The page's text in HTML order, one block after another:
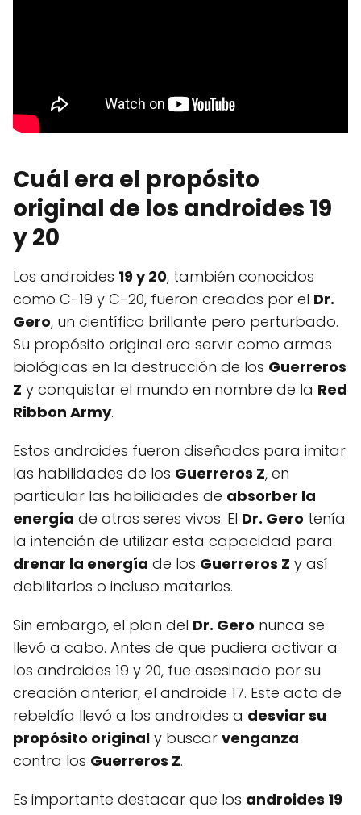
Cuál era el propósito
original de los androides 19
y 20
Los androides 19 y 20, también conocidos
como C-19 y C-20, fueron creados por el Dr.
Gero, un científico brillante pero perturbado.
Su propósito original era servir como armas
biológicas en la destrucción de los Guerreros
Z y conquistar el mundo en nombre de la Red
Ribbon Army.
Estos androides fueron diseñados para imitar
las habilidades de los Guerreros Z, en
particular las habilidades de absorber la
energía de otros seres vivos. El Dr. Gero tenía
la intención de utilizar esta capacidad para
drenar la energía de los Guerreros Z y así
debilitarlos o incluso matarlos.
Sin embargo, el plan del Dr. Gero nunca se
llevó a cabo. Antes de que pudiera activar a
los androides 19 y 20, fue asesinado por su
creación anterior, el androide 17. Este acto de
rebeldía llevó a los androides a desviar su
propósito original y buscar venganza
contra los Guerreros Z.
Es importante destacar que los androides 19